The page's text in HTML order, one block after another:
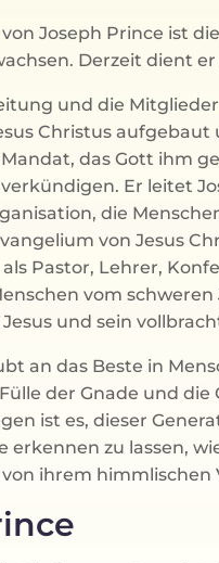
Joseph Prince ist
Derzeit dient
und die
Christus
das Gott ihm
Er leitet
die
von Jesus
Pastor, Lehrer,
vom
und sein
an das Beste in
der Gnade und
ist es, dieser
erkennen zu lassen,
ihrem himmlischen